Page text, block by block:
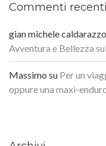
Commenti recenti
gian michele caldarazzo
Avventura e Bellezza
Massimo su Per un
oppure una maxi-